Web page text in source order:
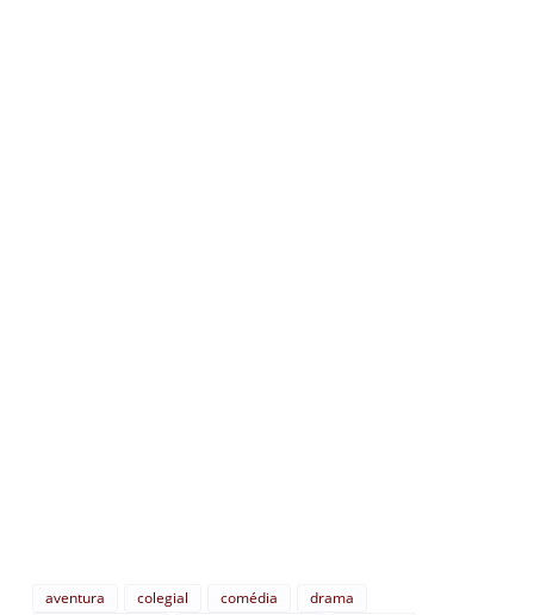
aventura colegial comédia
drama